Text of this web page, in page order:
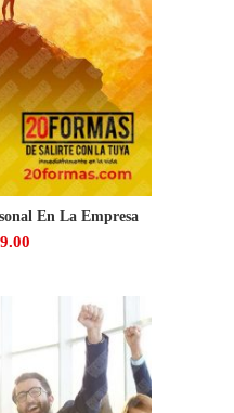
En La Empresa